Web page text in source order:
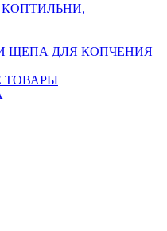
ЩЕПА ДЛЯ КОПЧЕНИЯ
ТОВАРЫ